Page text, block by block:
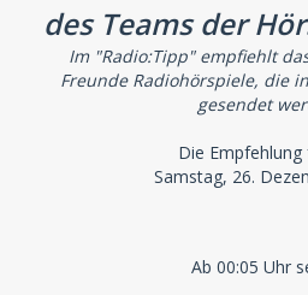
des Teams der
Im "Radio:Tipp" empfiehlt
Freunde Radiohörspiele, die
gesendet
Die Empfehlung
Samstag, 26.
Ab 00:05 Uhr